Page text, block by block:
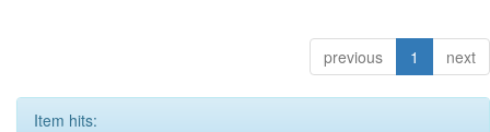
previous 1 next
Item hits: